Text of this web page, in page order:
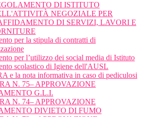
DI ISTITUTO
NEGOZIALE PER
DI SERVIZI, LAVORI E
per la stipula di contratti di
per l’utilizzo dei social media di Istituto
scolastico di Igiene dell'AUSL
e la nota informativa in caso di pediculosi
N. 75– APPROVAZIONE
G.L.I.
N. 74– APPROVAZIONE
DIVIETO DI FUMO